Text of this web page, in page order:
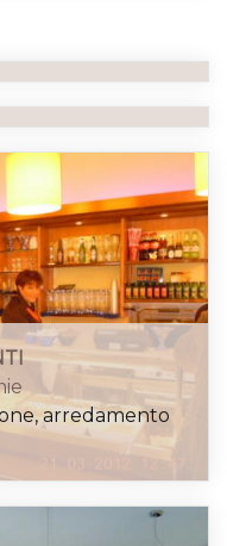
arredamento